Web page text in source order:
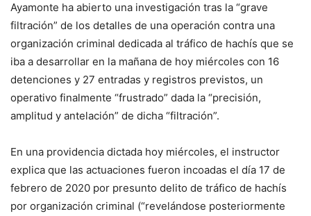
Ayamonte ha abierto una investigación tras la “grave
filtración” de los detalles de una operación contra una
organización criminal dedicada al tráfico de hachís que se
iba a desarrollar en la mañana de hoy miércoles con 16
detenciones y 27 entradas y registros previstos, un
operativo finalmente “frustrado” dada la “precisión,
amplitud y antelación” de dicha “filtración”.
En una providencia dictada hoy miércoles, el instructor
explica que las actuaciones fueron incoadas el día 17 de
febrero de 2020 por presunto delito de tráfico de hachís
por organización criminal (“revelándose posteriormente